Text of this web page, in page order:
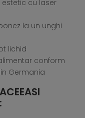
cu laser
la un unghi
lichid
conform
Germania